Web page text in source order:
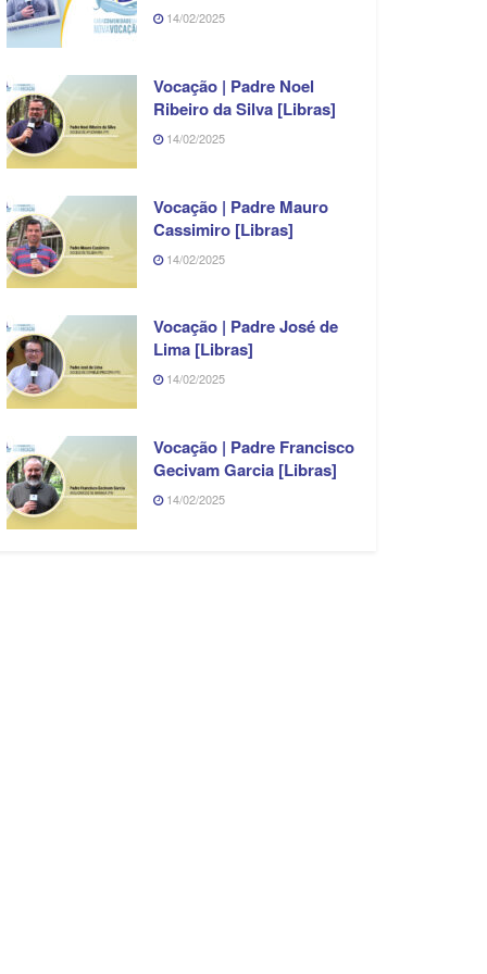
14/02/2025
Vocação | Padre Noel
Ribeiro da Silva [Libras]
14/02/2025
Vocação | Padre Mauro
Cassimiro [Libras]
14/02/2025
Vocação | Padre José de
Lima [Libras]
14/02/2025
Vocação | Padre Francisco
Gecivam Garcia [Libras]
14/02/2025